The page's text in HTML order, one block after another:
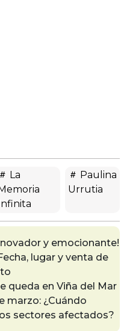
La
Memoria
Infinita
Paulina
Urrutia
y emocionante!
lugar y venta de
queda en Viña del Mar
marzo: ¿Cuándo
sectores afectados?